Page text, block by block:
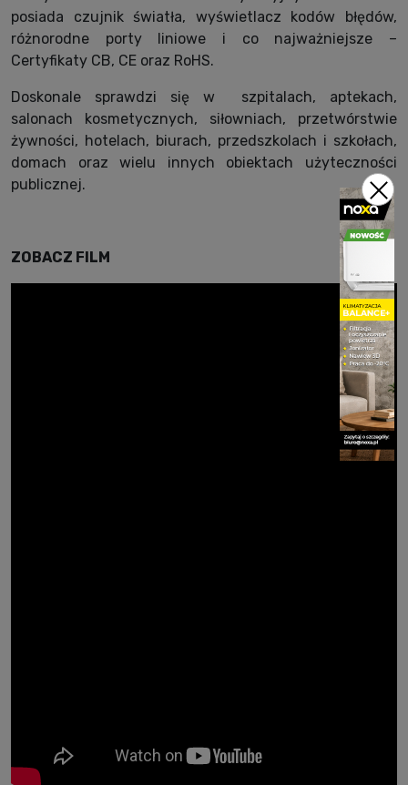
posiada czujnik światła, wyświetlacz kodów błędów,
różnorodne porty liniowe i co najważniejsze –
Certyfikaty CB, CE oraz RoHS.
Doskonale sprawdzi się w szpitalach, aptekach,
salonach kosmetycznych, siłowniach, przetwórstwie
żywności, hotelach, biurach, przedszkolach i szkołach,
domach oraz wielu innych obiektach użyteczności
publicznej.
ZOBACZ FILM